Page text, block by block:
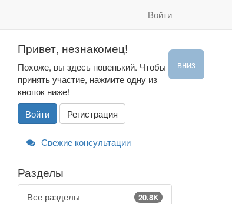
Войти
вниз
Привет, незнакомец!
Похоже, вы здесь новенький. Чтобы
принять участие, нажмите одну из
кнопок ниже!
Войти
Регистрация
Свежие консультации
Разделы
Все разделы 20.8K